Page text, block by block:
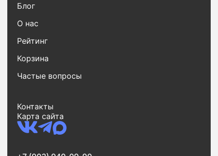
Блог
О нас
Рейтинг
Корзина
Частые вопросы
Контакты
Карта сайта